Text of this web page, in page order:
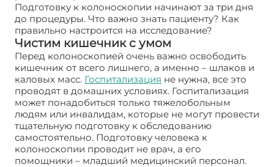
Подготовку к колоноскопии начинают за три дня
до процедуры. Что важно знать пациенту? Как
правильно настроится на исследование?
Чистим кишечник с умом
Перед колоноскопией очень важно освободить
кишечник от всего лишнего, а именно – шлаков и
каловых масс. Госпитализация не нужна, все это
проводят в домашних условиях. Госпитализация
может понадобиться только тяжелобольным
людям или инвалидам, которые не могут провести
тщательную подготовку к обследованию
самостоятельно. Подготовку человека к
колоноскопии проводит не врач, а его
помощники – младший медицинский персонал.